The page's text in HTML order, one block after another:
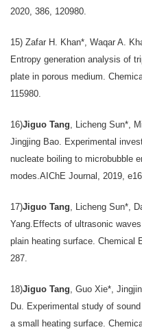
2020, 386, 120980.
15) Zafar H. Khan*, Waqar A.
Entropy generation analysis of
plate in porous medium.
115980.
16)Jiguo Tang , Licheng Sun*,
Jingjing Bao. Experimental
nucleate boiling to microbubble
modes.AIChE Journal, 2019,
17)Jiguo Tang , Licheng Sun*,
Yang.Effects of ultrasonic
plain heating surface. Chemical
287.
18)Jiguo Tang , Guo Xie*,
Du. Experimental study of
a small heating surface.